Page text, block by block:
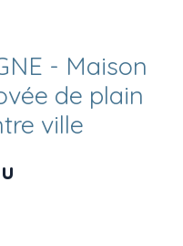
- Maison
de plain
ville